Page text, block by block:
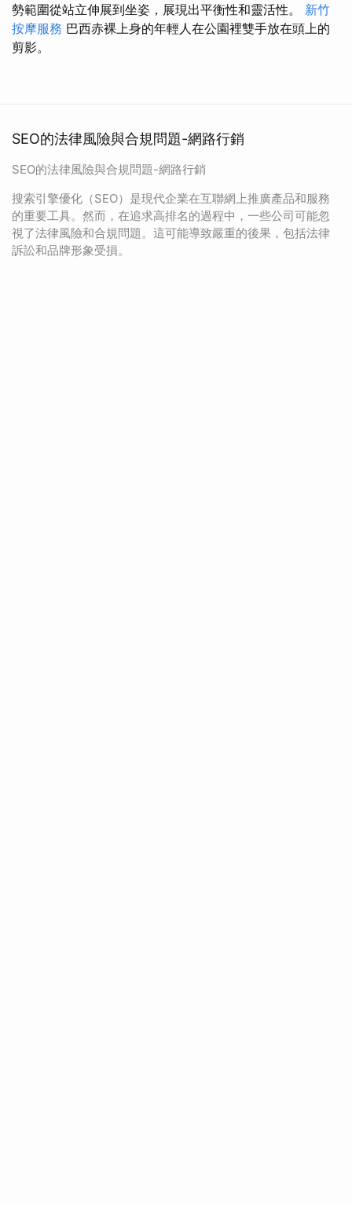
勢範圍從站立伸展到坐姿，展現出平衡性和靈活性。 新竹
按摩服務 巴西赤裸上身的年輕人在公園裡雙手放在頭上的
剪影。
SEO的法律風險與合規問題-網路行銷
SEO的法律風險與合規問題-網路行銷
搜索引擎優化（SEO）是現代企業在互聯網上推廣產品和服務
的重要工具。然而，在追求高排名的過程中，一些公司可能忽
視了法律風險和合規問題。這可能導致嚴重的後果，包括法律
訴訟和品牌形象受損。